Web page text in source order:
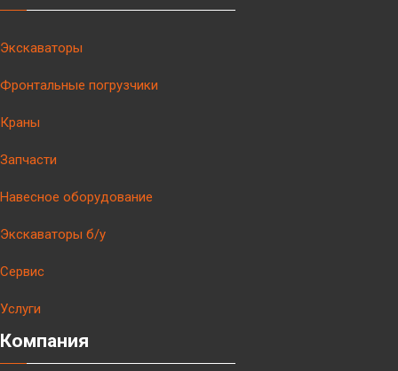
Экскаваторы
Фронтальные погрузчики
Краны
Запчасти
Навесное оборудование
Экскаваторы б/у
Сервис
Услуги
Компания